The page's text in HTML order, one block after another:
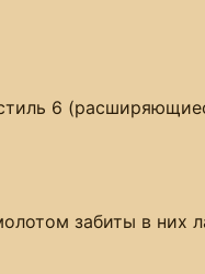
6
забиты в них